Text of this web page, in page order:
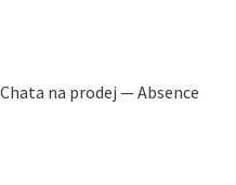
na prodej — Absence